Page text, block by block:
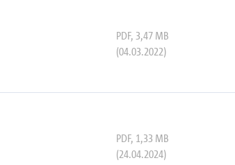
PDF, 3,47 MB
(04.03.2022)
PDF, 1,33 MB
(24.04.2024)